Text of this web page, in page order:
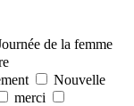
de la femme
Nouvelle
merci